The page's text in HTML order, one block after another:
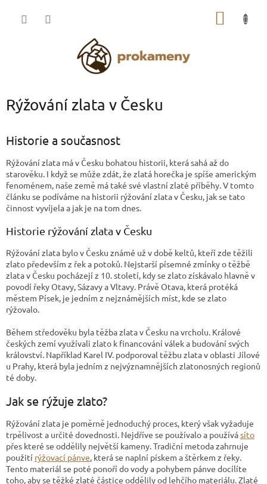
Rýžování zlata v Česku
Historie a současnost
Rýžování zlata má v Česku bohatou historii, která sahá až do
starověku. I když se může zdát, že zlatá horečka je spíše americkým
fenoménem, naše země má také své vlastní zlaté příběhy. V tomto
článku se podíváme na historii rýžování zlata v Česku, jak se tato
činnost vyvíjela a jak je na tom dnes.
Historie rýžování zlata v Česku
Rýžování zlata bylo v Česku známé už v době keltů, kteří zde těžili
zlato především z řek a potoků. Nejstarší písemné zmínky o těžbě
zlata v Česku pocházejí z 10. století, kdy se zlato získávalo hlavně v
povodí řeky Otavy, Sázavy a Vltavy. Právě Otava, která protéká
městem Písek, je jedním z nejznámějších míst, kde se zlato
rýžovalo.
Během středověku byla těžba zlata v Česku na vrcholu. Králové
českých zemí využívali zlato k financování válek a budování svých
království. Například Karel IV. podporoval těžbu zlata v oblasti Jílové
u Prahy, která byla jedním z nejvýznamnějších zlatonosných regionů
té doby.
Jak se rýžuje zlato?
Rýžování zlata je poměrně jednoduchý proces, který však vyžaduje
trpělivost a určité dovednosti. Nejdříve se používalo a používásíto
přes které se oddělily největší kameny. Tradiční metoda zahrnuje
použití rýžovací pánve , která se naplní pískem a štěrkem z řeky.
Tento materiál se poté ponoří do vody a pohybem pánve docílíte
toho, aby se těžké zlaté částice oddělily od lehčího materiálu. Zlaté